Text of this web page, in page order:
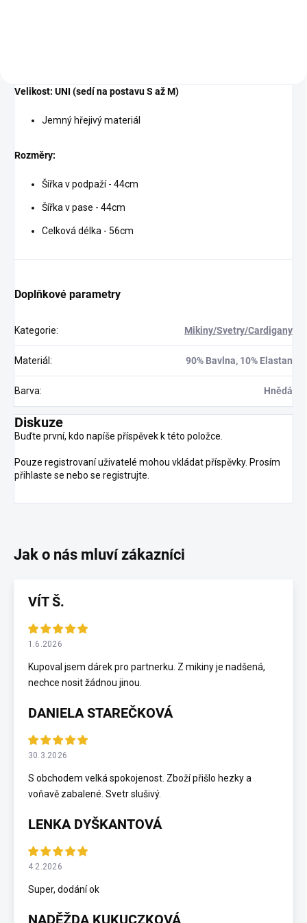
Velikost: UNI (sedí na postavu S až M)
Jemný hřejivý materiál
Rozměry:
Šířka v podpaží - 44cm
Šířka v pase - 44cm
Celková délka - 56cm
Doplňkové parametry
Kategorie: Mikiny/Svetry/Cardigany
Materiál : 90% Bavlna, 10% Elastan
Barva: Hnědá
Diskuze
Buďte první, kdo napíše příspěvek k této položce.
Pouze registrovaní uživatelé mohou vkládat příspěvky. Prosím
přihlaste se nebo se registrujte
VÍT Š.
1.6.2026
Kupoval jsem dárek pro partnerku. Z mikiny je nadšená,
nechce nosit žádnou jinou.
DANIELA STAREČKOVÁ
30.3.2026
S obchodem velká spokojenost. Zboží přišlo hezky a
voňavě zabalené. Svetr slušivý.
LENKA DYŠKANTOVÁ
4.2.2026
Super, dodání ok
NADĚŽDA KUKUCZKOVÁ